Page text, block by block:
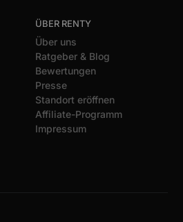
ÜBER RENTY
Über uns
Ratgeber & Blog
Bewertungen
Presse
Standort eröffnen
Affiliate-Programm
Impressum